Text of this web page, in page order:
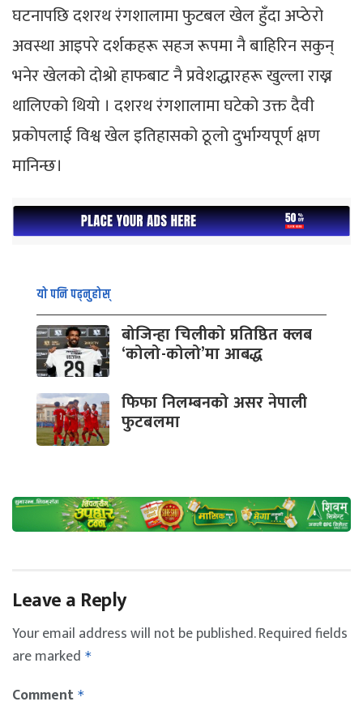
घटनापछि दशरथ रंगशालामा फुटबल खेल हुँदा अप्ठेरो
अवस्था आइपरे दर्शकहरू सहज रूपमा नै बाहिरिन सकुन्
भनेर खेलको दोश्रो हाफबाट नै प्रवेशद्धारहरू खुल्ला राख्न
थालिएको थियो । दशरथ रंगशालामा घटेको उक्त दैवी
प्रकोपलाई विश्व खेल इतिहासको ठूलो दुर्भाग्यपूर्ण क्षण
मानिन्छ।
यो पनि पढ्नुहोस्
बोजिन्हा चिलीको प्रतिष्ठित क्लब
‘कोलो-कोलो’मा आबद्ध
फिफा निलम्बनको असर नेपाली
फुटबलमा
Leave a Reply
Your email address will not be published.Required fields
are marked *
Comment *